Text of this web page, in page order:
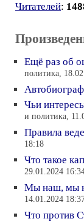
Читателей:
Ещё раз об
политика,
Чьи
и политика,
Правила
18:18
Что такое
29.01.2024
Мы наш, мы
14.01.2024
Что против